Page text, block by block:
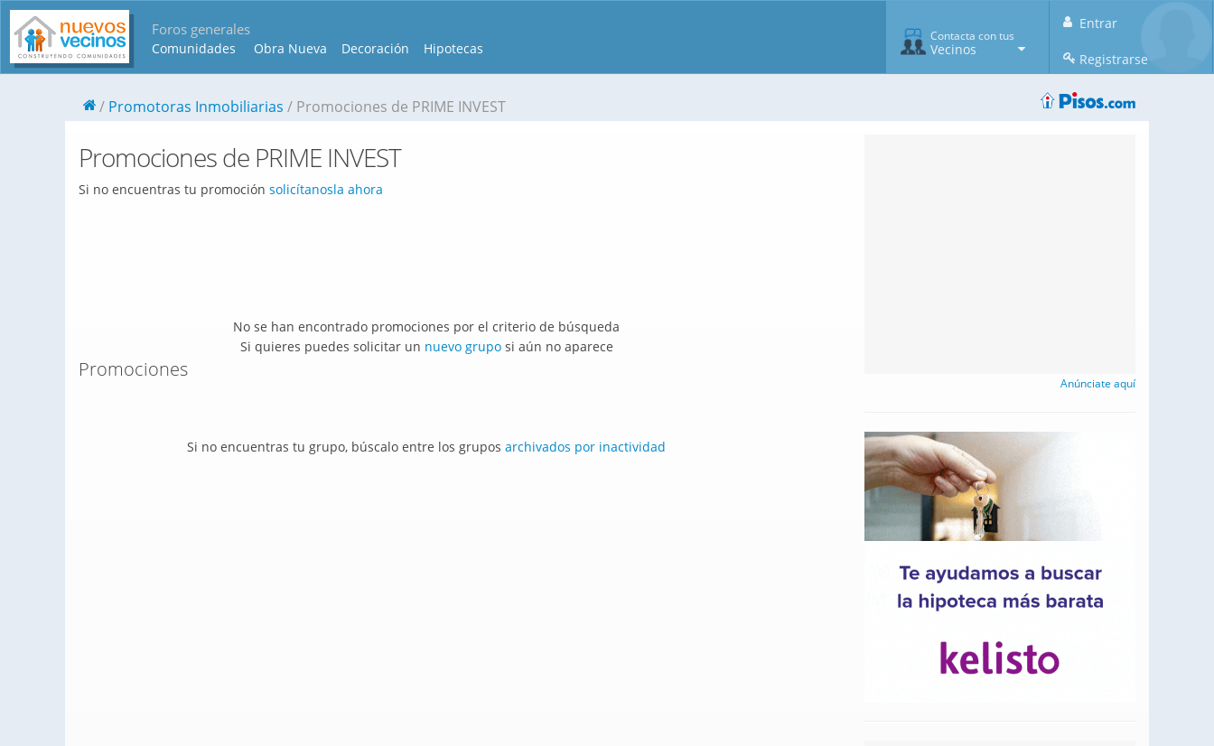
Foros generales
Comunidades Obra Nueva Decoración Hipotecas
Entrar
Registrarse
Contacta con tus
Vecinos
Promotoras Inmobiliarias Promociones de PRIME INVEST
Promociones de PRIME INVEST
Si no encuentras tu promoción solicítanosla ahora
No se han encontrado promociones por el criterio de búsqueda
Si quieres puedes solicitar un nuevo gruposi aún no aparece
Promociones
Si no encuentras tu grupo, búscalo entre los grupos archivados por inactividad
Anúnciate aquí